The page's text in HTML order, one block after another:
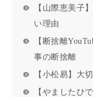
【山際恵美子
い理由
【断捨離
事の断捨離
【小松易】大
【やましたひ